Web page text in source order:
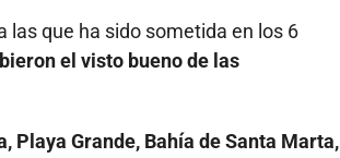
las que ha sido sometida en los 6
el visto bueno de las
Playa Grande, Bahía de Santa Marta,